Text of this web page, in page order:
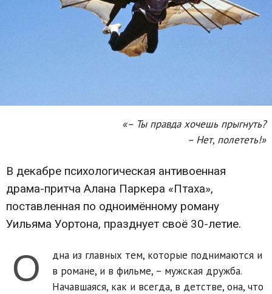
«– Ты правда хочешь прыгнуть?
– Нет, полететь!»
В декабре психологическая антивоенная
драма-притча Алана Паркера «Птаха»,
поставленная по одноимённому роману
Уильяма Уортона, празднует своё 30-летие.
О
дна из главных тем, которые поднимаются и
в романе, и в фильме, – мужская дружба.
Начавшаяся, как и всегда, в детстве, она, что